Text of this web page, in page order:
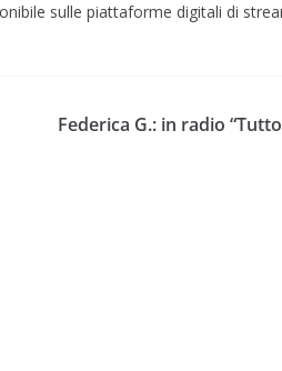
sulle piattaforme digitali di
Federica G.: in radio